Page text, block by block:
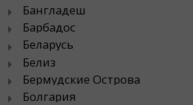
Бангладеш
Барбадос
Беларусь
Белиз
Бермудские Острова
Болгария